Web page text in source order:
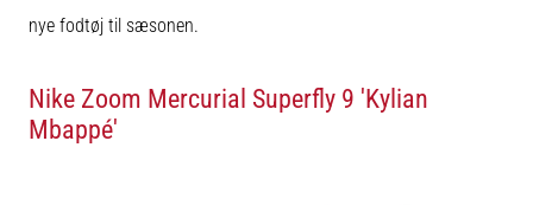
Tiempo
kontrol
nye fodtøj til sæsonen.
Nike Zoom Mercurial Superfly 9 'Kylian
Mbappé'